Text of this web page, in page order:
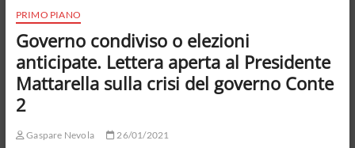
di
sinistra.
Questione
di
morale
PRIMO PIANO
Governo condiviso o elezioni
anticipate. Lettera aperta al Presidente
Mattarella sulla crisi del governo Conte
2
Gaspare Nevola
26/01/2021